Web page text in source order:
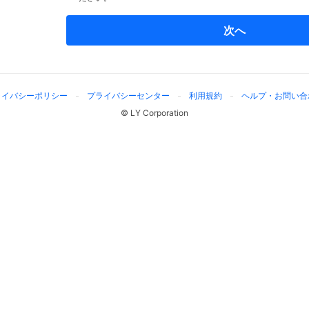
次へ
バシーポリシー プライバシーセンター 利用規約
ヘルプ・お問い
© LY Corporation